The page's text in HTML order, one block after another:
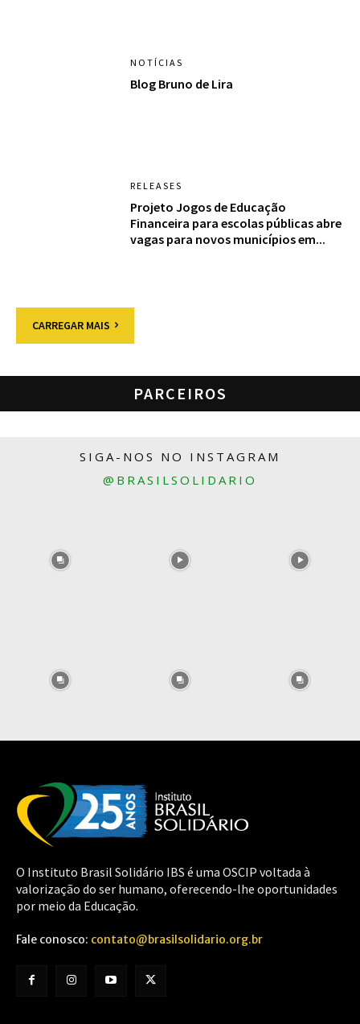
NOTÍCIAS
Blog Bruno de Lira
RELEASES
Projeto Jogos de Educação
Financeira para escolas públicas abre
vagas para novos municípios em...
CARREGAR MAIS
PARCEIROS
SIGA-NOS NO INSTAGRAM
@BRASILSOLIDARIO
O Instituto Brasil Solidário IBS é uma OSCIP voltada à
valorização do ser humano, oferecendo-lhe oportunidades
por meio da Educação.
Fale conosco: contato@brasilsolidario.org.br